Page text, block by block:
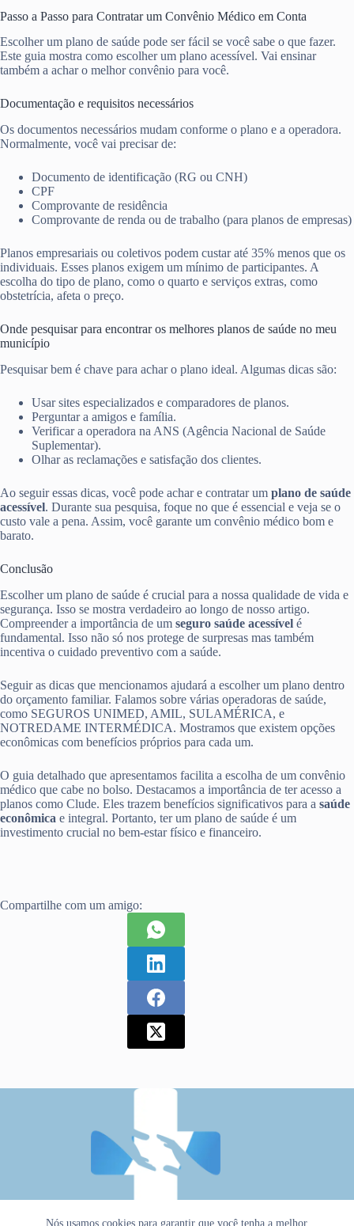
Nós usamos cookies para garantir que você tenha a melhor
Passo a Passo para Contratar um Convênio Médico em Conta
Escolher um plano de saúde pode ser fácil se você sabe o que fazer.
Este guia mostra como escolher um plano acessível. Vai ensinar
também a achar o melhor convênio para você.
Documentação e requisitos necessários
Os documentos necessários mudam conforme o plano e a operadora.
Normalmente, você vai precisar de:
Documento de identificação (RG ou CNH)
CPF
Comprovante de residência
Comprovante de renda ou de trabalho (para planos de empresas)
Planos empresariais ou coletivos podem custar até 35% menos que os
individuais. Esses planos exigem um mínimo de participantes. A
escolha do tipo de plano, como o quarto e serviços extras, como
obstetrícia, afeta o preço.
Onde pesquisar para encontrar os melhores planos de saúde no meu
município
Pesquisar bem é chave para achar o plano ideal. Algumas dicas são:
Usar sites especializados e comparadores de planos.
Perguntar a amigos e família.
Verificar a operadora na ANS (Agência Nacional de Saúde
Suplementar).
Olhar as reclamações e satisfação dos clientes.
Ao seguir essas dicas, você pode achar e contratar um plano de saúde
acessível. Durante sua pesquisa, foque no que é essencial e veja se o
custo vale a pena. Assim, você garante um convênio médico bom e
barato.
Conclusão
Escolher um plano de saúde é crucial para a nossa qualidade de vida e
segurança. Isso se mostra verdadeiro ao longo de nosso artigo.
Compreender a importância de um seguro saúde acessível é
fundamental. Isso não só nos protege de surpresas mas também
incentiva o cuidado preventivo com a saúde.
Seguir as dicas que mencionamos ajudará a escolher um plano dentro
do orçamento familiar. Falamos sobre várias operadoras de saúde,
como SEGUROS UNIMED, AMIL, SULAMÉRICA, e
NOTREDAME INTERMÉDICA. Mostramos que existem opções
econômicas com benefícios próprios para cada um.
O guia detalhado que apresentamos facilita a escolha de um convênio
médico que cabe no bolso. Destacamos a importância de ter acesso a
planos como Clude. Eles trazem benefícios significativos para a saúde
econômica e integral. Portanto, ter um plano de saúde é um
investimento crucial no bem-estar físico e financeiro.
Compartilhe com um amigo: